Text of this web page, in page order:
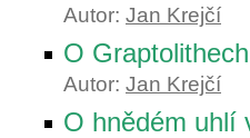
Autor: Jan Krejčí
O Graptolithech
Autor: Jan Krejčí
O hnědém uhlí